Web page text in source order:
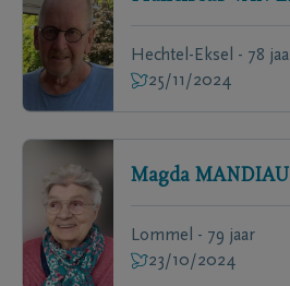
Hechtel-Eksel - 78
25/11/2024
Magda MANDIAU
Lommel - 79 jaar
23/10/2024